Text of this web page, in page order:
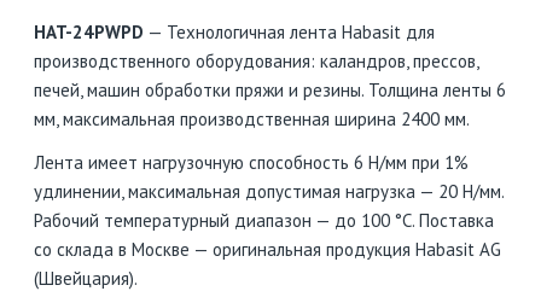
HAT-24PWPD — Технологичная лента Habasit для
производственного оборудования: каландров, прессов,
печей, машин обработки пряжи и резины. Толщина ленты 6
мм, максимальная производственная ширина 2400 мм.
Лента имеет нагрузочную способность 6 Н/мм при 1%
удлинении, максимальная допустимая нагрузка — 20 Н/мм.
Рабочий температурный диапазон — до 100 °C. Поставка
со склада в Москве — оригинальная продукция Habasit AG
(Швейцария).